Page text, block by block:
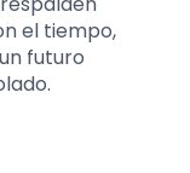
el tiempo,
futuro